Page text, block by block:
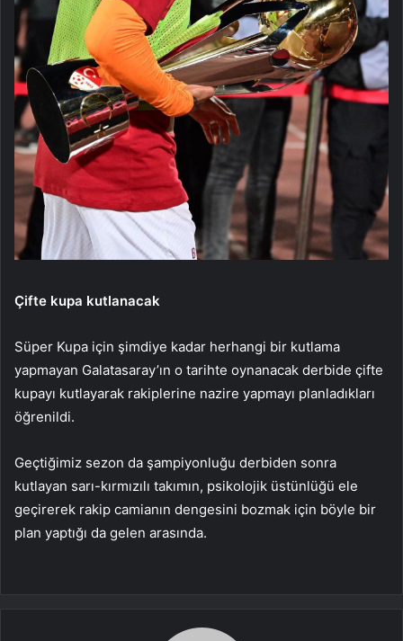
Çifte kupa kutlanacak
Süper Kupa için şimdiye kadar herhangi bir kutlama
yapmayan Galatasaray’ın o tarihte oynanacak derbide çifte
kupayı kutlayarak rakiplerine nazire yapmayı planladıkları
öğrenildi.
Geçtiğimiz sezon da şampiyonluğu derbiden sonra
kutlayan sarı-kırmızılı takımın, psikolojik üstünlüğü ele
geçirerek rakip camianın dengesini bozmak için böyle bir
plan yaptığı da gelen arasında.